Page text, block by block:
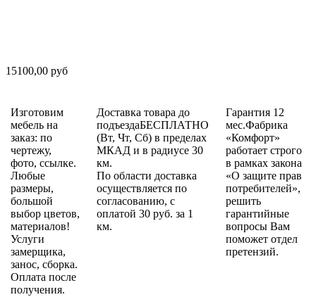
15100,00 руб
Изготовим
мебель на
заказ: по
чертежу,
фото, ссылке.
Любые
размеры,
большой
выбор цветов,
материалов!
Услуги
замерщика,
занос, сборка.
Оплата после
получения.
Доставка товара до
подъездаБЕСПЛАТНО
(Вт, Чт, Сб) в пределах
МКАД и в радиусе 30
км.
По области доставка
осуществляется по
согласованию, с
оплатой 30 руб. за 1
км.
Гарантия 12
мес.Фабрика
«Комфорт»
работает строго
в рамках закона
«О защите прав
потребителей»,
решить
гарантийные
вопросы Вам
поможет отдел
претензий.